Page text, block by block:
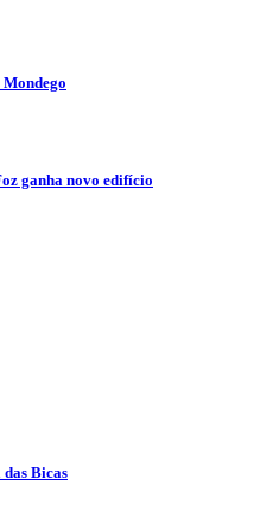
ganha novo edifício
Bicas